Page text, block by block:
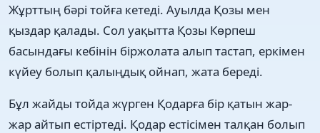
Жұрттың бәрі тойға кетеді. Ауылда Қозы мен
қыздар қалады. Сол уақытта Қозы Көрпеш
басындағы кебінін біржолата алып тастап, еркімен
күйеу болып қалыңдық ойнап, жата береді.
Бұл жайды тойда жүрген Қодарға бір қатын жар-
жар айтып естіртеді. Қодар естісімен талқан болып